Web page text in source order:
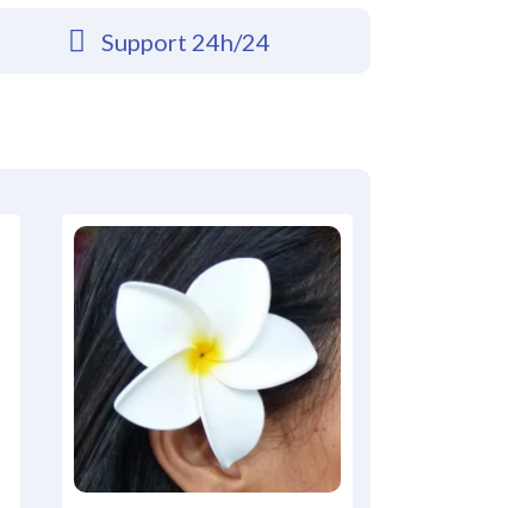
Support 24h/24